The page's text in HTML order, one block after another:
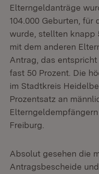
Elterngeldanträge
104.000 Geburten,
wurde, stellten knapp
mit dem anderen
Antrag, das
fast 50 Prozent. Die
im Stadtkreis
Prozentsatz an
Freiburg.
Absolut gesehen die
Antragsbescheide